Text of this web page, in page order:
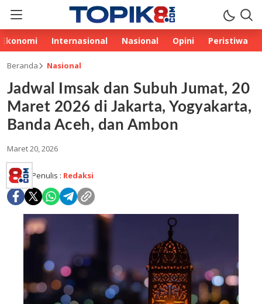
Ekonomi Internasional Nasional Opini Peristiwa
Beranda Nasional
Jadwal Imsak dan Subuh Jumat, 20
Maret 2026 di Jakarta, Yogyakarta,
Banda Aceh, dan Ambon
Maret 20, 2026
Penulis : Redaksi